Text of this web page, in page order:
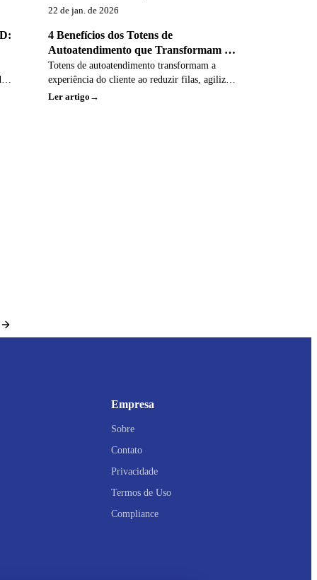
22 de jan. de 2026
4 Benefícios dos Totens de
Autoatendimento que Transformam a
Experiência do Cliente
Totens de autoatendimento transformam a
experiência do cliente ao reduzir filas, agilizar
processos e oferecer mais autonomia no
Ler artigo
Empresa
Sobre
Contato
Privacidade
Termos de Uso
Compliance